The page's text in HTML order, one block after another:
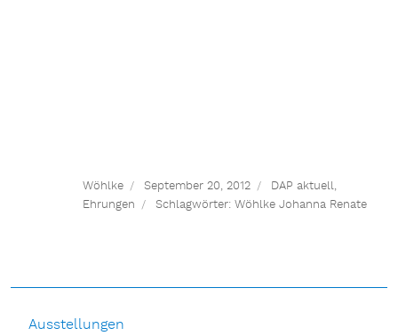
Wöhlke September 20, 2012 DAP aktuell,
Ehrungen
Schlagwörter:Wöhlke Johanna Renate
Ausstellungen